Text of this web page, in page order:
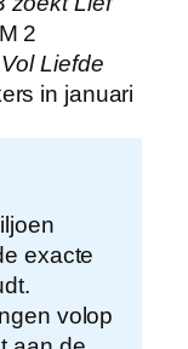
2
Liefde
in januari
exacte
volop